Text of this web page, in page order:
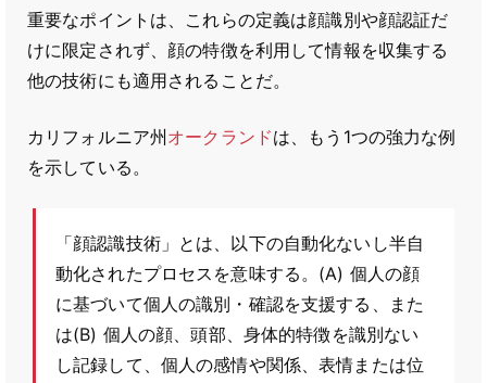
重要なポイントは、これらの定義は顔識別や顔認証だ
けに限定されず、顔の特徴を利用して情報を収集する
他の技術にも適用されることだ。
カリフォルニア州 オークランドは、もう1つの強力な例
を示している。
「顔認識技術」とは、以下の自動化ないし半自
動化されたプロセスを意味する。(A) 個人の顔
に基づいて個人の識別・確認を支援する、また
は(B) 個人の顔、頭部、身体的特徴を識別ない
し記録して、個人の感情や関係、表情または位